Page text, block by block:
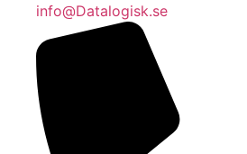
info@Datalogisk.se